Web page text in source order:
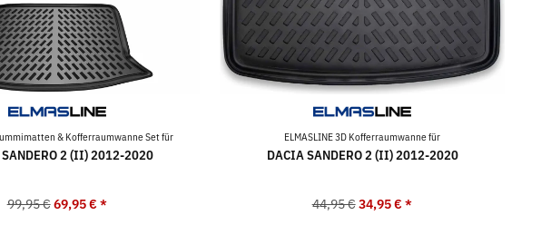
& Kofferraumwanne Set für
2 (II) 2012-2020
99,95 € 69,95 €*
ELMASLINE 3D Kofferraumwanne für
DACIA SANDERO 2 (II) 2012-2020
44,95 € 34,95 €*